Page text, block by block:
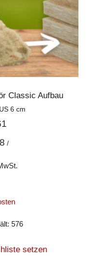
Classic Aufbau
6 cm
/
576
setzen